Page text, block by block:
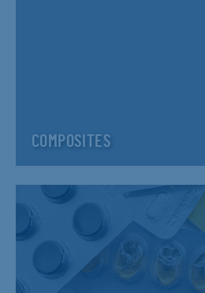
COMPOSITES